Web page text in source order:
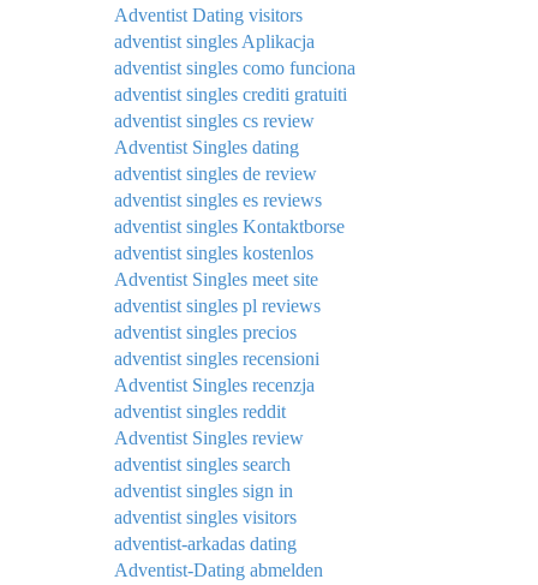
Adventist Dating visitors
adventist singles Aplikacja
adventist singles como funciona
adventist singles crediti gratuiti
adventist singles cs review
Adventist Singles dating
adventist singles de review
adventist singles es reviews
adventist singles Kontaktborse
adventist singles kostenlos
Adventist Singles meet site
adventist singles pl reviews
adventist singles precios
adventist singles recensioni
Adventist Singles recenzja
adventist singles reddit
Adventist Singles review
adventist singles search
adventist singles sign in
adventist singles visitors
adventist-arkadas dating
Adventist-Dating abmelden